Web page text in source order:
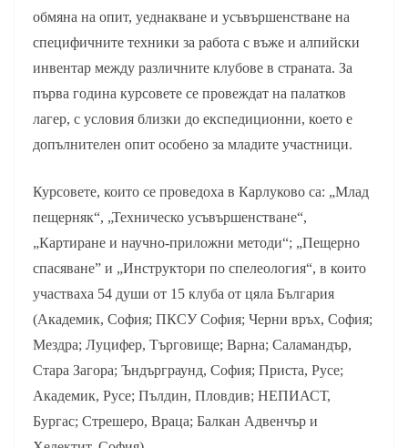
обмяна на опит, уеднакване и усъвършенстване на
специфичните техники за работа с въже и алпийски
инвентар между различните клубове в страната. За
първа година курсовете се провеждат на палатков
лагер, с условия близки до експедиционни, което е
допълнителен опит особено за младите участници.
Курсовете, които се проведоха в Карлуково са: „Млад
пещерняк“, „Техническо усъвършенстване“,
„Картиране и научно-приложни методи“; „Пещерно
спасяване” и „Инструктори по спелеология“, в които
участваха 54 души от 15 клуба от цяла България
(Академик, София; ПКСУ София; Черни връх, София;
Мездра; Луцифер, Търговище; Варна; Саламандър,
Стара Загора; Ъндърграунд, София; Приста, Русе;
Академик, Русе; Пълдин, Пловдив; НЕПИАСТ,
Бургас; Стрешеро, Враца; Балкан Адвенчър и